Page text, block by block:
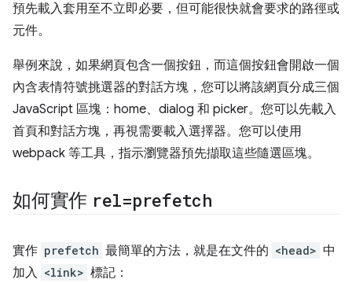
預先載入套用至不立即必要，但可能很快就會要求的路徑或
元件。
舉例來說，如果網頁包含一個按鈕，而這個按鈕會開啟一個
內含表情符號挑選器的對話方塊，您可以將該網頁分成三個
JavaScript 區塊：home、dialog 和 picker。您可以先載入
首頁和對話方塊，再視需要載入選擇器。您可以使用
webpack 等工具，指示瀏覽器預先擷取這些隨選區塊。
如何實作 rel=prefetch
實作 prefetch 最簡單的方法，就是在文件的 <head> 中
加入 <link> 標記：